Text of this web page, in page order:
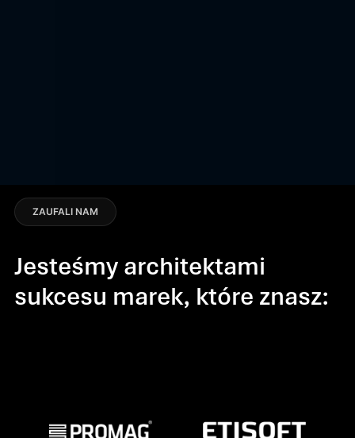
ZAUFALI NAM
Jesteśmy architektami
sukcesu marek, które znasz: